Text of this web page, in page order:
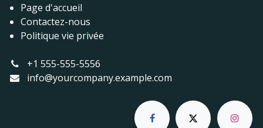
Page d'accueil
Contactez-nous
Politique vie privée
+1 555-555-5556
info@yourcompany.example.com